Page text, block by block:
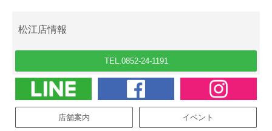
松江店情報
TEL.0852-24-1191
店舗案内 イベント